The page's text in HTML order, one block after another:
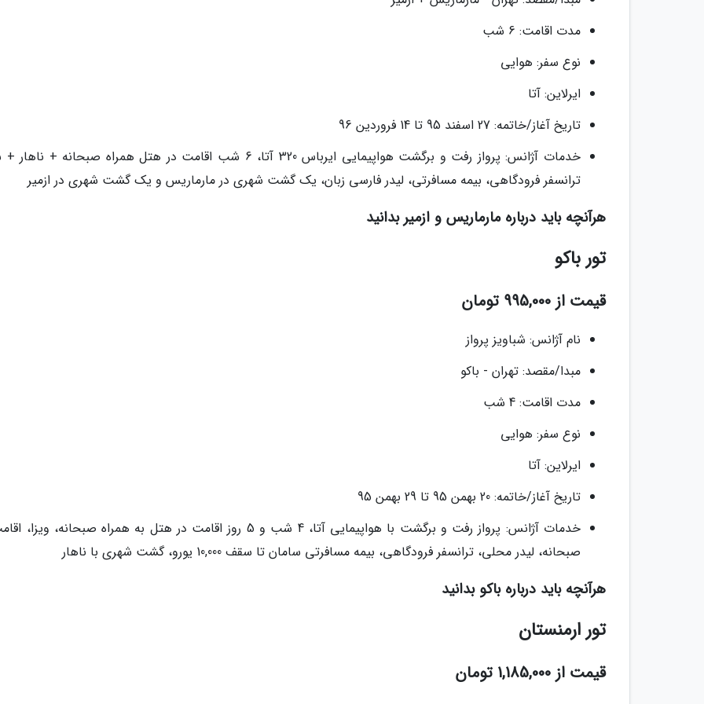
مدت اقامت: 6 شب
نوع سفر: هوایی
ایرلاین: آتا
تاریخ آغاز/خاتمه: 27 اسفند 95 تا 14 فروردین 96
خدمات آژانس: پرواز رفت و برگشت هواپیمایی ایرباس 320 آتا، 6 شب اقامت در هتل همراه صبحانه +
ترانسفر فرودگاهی، بیمه مسافرتی، لیدر فارسی زبان، یک گشت شهری در مارماریس و یک گشت شهری در ازمیر
هرآنچه باید درباره مارماریس و ازمیر بدانید
تور باکو
قیمت از 995,000 تومان
نام آژانس: شباویز پرواز
مبدا/مقصد: تهران - باکو
مدت اقامت: 4 شب
نوع سفر: هوایی
ایرلاین: آتا
تاریخ آغاز/خاتمه: 20 بهمن 95 تا 29 بهمن 95
خدمات آژانس: پرواز رفت و برگشت با هواپیمایی آتا، 4 شب و 5 روز اقامت در هتل به همراه صبحانه،
صبحانه، لیدر محلی، ترانسفر فرودگاهی، بیمه مسافرتی سامان تا سقف 10,000 یورو، گشت شهری با ناهار
هرآنچه باید درباره باکو بدانید
تور ارمنستان
قیمت از 1,185,000 تومان